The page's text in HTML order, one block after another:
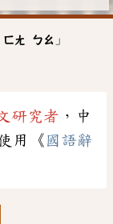
ㄈㄤ ㄅㄠ 」
研究者 ，中
用《 國語辭